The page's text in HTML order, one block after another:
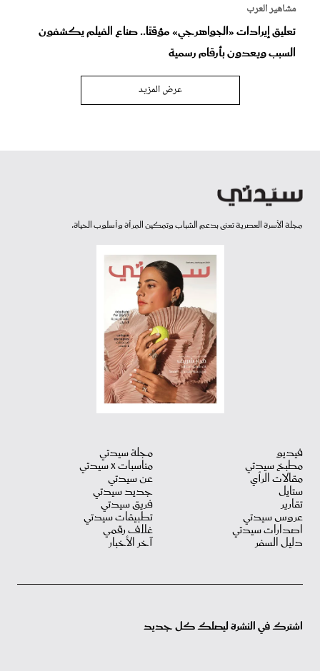
مشاهير العرب
تعليق إيرادات «الجواهرجي» مؤقتًا.. صناع الفيلم يكشفون
السبب ويعدون بأرقام رسمية
عرض المزيد
مجلة الأسرة العصرية تعنى بدعم الشباب وتمكين المرأة وأسلوب الحياة.
فيديو
مطبخ سيدتي
مقالات الرأي
ستايل
تقارير
عروس سيدتي
اصدارات سيدتي
دليل السفر
مجلة سيدتي
مناسبات X سيدتي
عن سيدتي
جديد سيدتي
فريق سيدتي
تطبيقات سيدتي
غلاف رقمي
آخر الأخبار
اشترك في النشرة ليصلك كل جديد